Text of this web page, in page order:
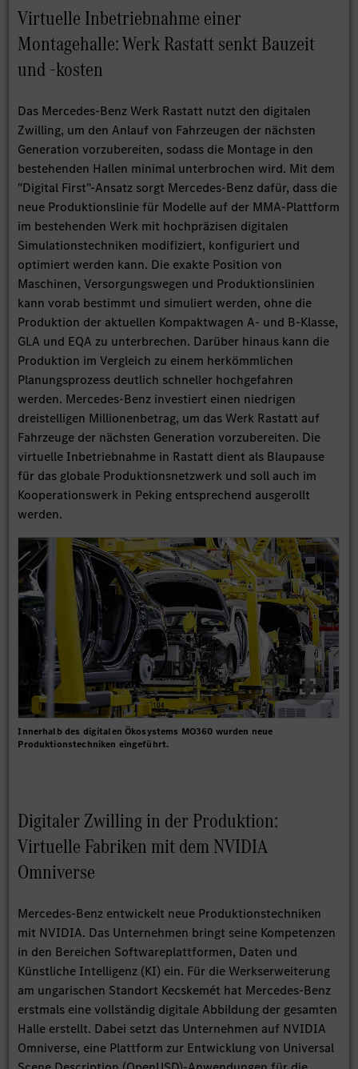
Virtuelle Inbetriebnahme einer
Montagehalle: Werk Rastatt senkt Bauzeit
und -kosten
Das Mercedes-Benz Werk Rastatt nutzt den digitalen
Zwilling, um den Anlauf von Fahrzeugen der nächsten
Generation vorzubereiten, sodass die Montage in den
bestehenden Hallen minimal unterbrochen wird. Mit dem
"Digital First"-Ansatz sorgt Mercedes-Benz dafür, dass die
neue Produktionslinie für Modelle auf der MMA-Plattform
im bestehenden Werk mit hochpräzisen digitalen
Simulationstechniken modifiziert, konfiguriert und
optimiert werden kann. Die exakte Position von
Maschinen, Versorgungswegen und Produktionslinien
kann vorab bestimmt und simuliert werden, ohne die
Produktion der aktuellen Kompaktwagen A- und B-Klasse,
GLA und EQA zu unterbrechen. Darüber hinaus kann die
Produktion im Vergleich zu einem herkömmlichen
Planungsprozess deutlich schneller hochgefahren
werden. Mercedes-Benz investiert einen niedrigen
dreistelligen Millionenbetrag, um das Werk Rastatt auf
Fahrzeuge der nächsten Generation vorzubereiten. Die
virtuelle Inbetriebnahme in Rastatt dient als Blaupause
für das globale Produktionsnetzwerk und soll auch im
Kooperationswerk in Peking entsprechend ausgerollt
werden.
Innerhalb des digitalen Ökosystems MO360 wurden neue
Produktionstechniken eingeführt.
Digitaler Zwilling in der Produktion:
Virtuelle Fabriken mit dem NVIDIA
Omniverse
Mercedes-Benz entwickelt neue Produktionstechniken
mit NVIDIA. Das Unternehmen bringt seine Kompetenzen
in den Bereichen Softwareplattformen, Daten und
Künstliche Intelligenz (KI) ein. Für die Werkserweiterung
am ungarischen Standort Kecskemét hat Mercedes-Benz
erstmals eine vollständig digitale Abbildung der gesamten
Halle erstellt. Dabei setzt das Unternehmen auf NVIDIA
Omniverse, eine Plattform zur Entwicklung von Universal